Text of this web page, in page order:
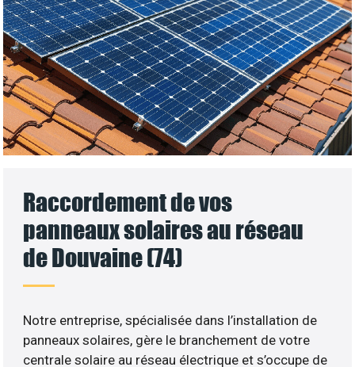
Raccordement de vos
panneaux solaires au réseau
de Douvaine (74)
Notre entreprise, spécialisée dans l’installation de
panneaux solaires, gère le branchement de votre
centrale solaire au réseau électrique et s’occupe de